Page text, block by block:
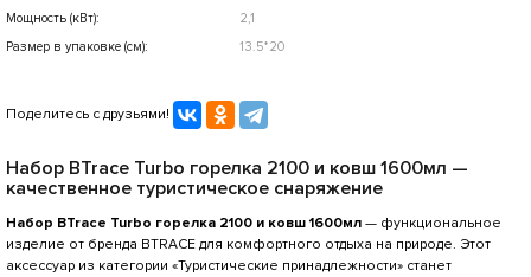
Мощность (кВт):
2,1
Размер в упаковке (см):
13.5*20
Поделитесь с друзьями!
Набор BTrace Turbo горелка 2100 и ковш 1600мл —
качественное туристическое снаряжение
Набор BTrace Turbo горелка 2100 и ковш 1600мл — функциональное
изделие от бренда BTRACE для комфортного отдыха на природе. Этот
аксессуар из категории «Туристические принадлежности» станет